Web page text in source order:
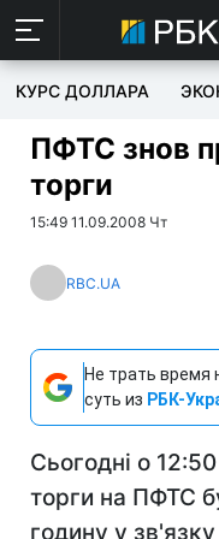
КУРС ДОЛЛАРА
ПФТС знов
торги
15:49 11.09.2008 Чт
RBC.UA
Не трать время
суть из РБК-
Сьогодні о
торги на ПФТС
годину у